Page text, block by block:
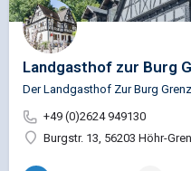
Landgasthof zur Burg
+49 (0)2624 949130
Burgstr. 13, 56203 Höhr-